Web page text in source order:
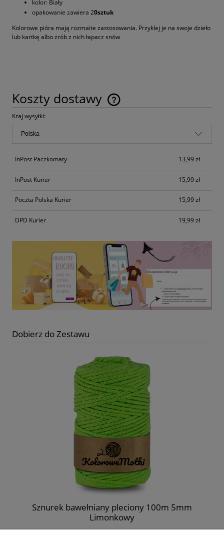
kolor: Biały
opakowanie zawiera 20sztuk
Kolorowe pióra mają rozmaite zastosowania. Przyklej je na swoje dzieło
lub kartkę albo zrób z nich łapacz snów
Koszty dostawy
Cena nie zawiera ewentualnych kosztów płatności
Kraj wysyłki:
InPost Paczkomaty 13,99 zł
InPost Kurier 15,99 zł
Poczta Polska Kurier 15,99 zł
DPD Kurier 19,99 zł
Dobierz do Zestawu
Sznurek bawełniany pleciony 100m 5mm
Limonkowy